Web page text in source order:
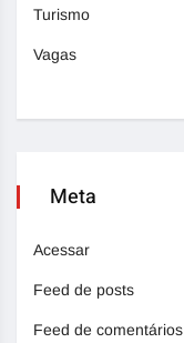
Turismo
Vagas
Meta
Acessar
Feed de posts
Feed de comentários